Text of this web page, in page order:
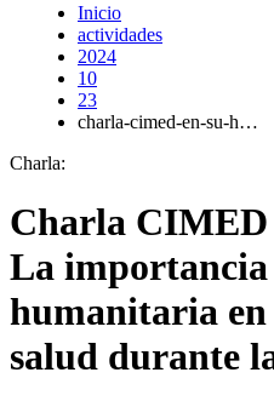
Inicio
actividades
2024
10
23
charla-cimed-en-su-h…
Charla:
Charla CIMED
La
humanitaria en
salud durante